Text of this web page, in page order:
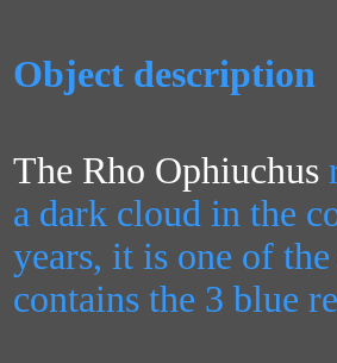
Object description
The Rho Ophiuchus
a dark cloud in the
years, it is one of
contains the 3 blue